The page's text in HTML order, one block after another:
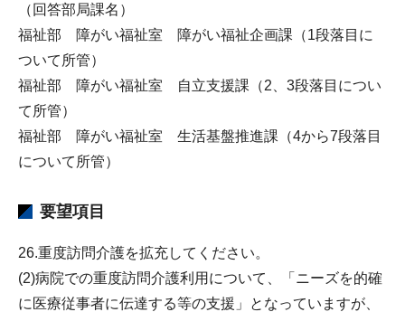
（回答部局課名）
福祉部 障がい福祉室 障がい福祉企画課（1段落目に
ついて所管）
福祉部 障がい福祉室 自立支援課（2、3段落目につい
て所管）
福祉部 障がい福祉室 生活基盤推進課（4から7段落目
について所管）
要望項目
26.重度訪問介護を拡充してください。
(2)病院での重度訪問介護利用について、「ニーズを的確
に医療従事者に伝達する等の支援」となっていますが、